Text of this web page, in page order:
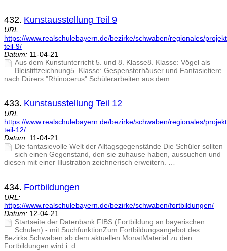
432. Kunstausstellung Teil 9
URL:
https://www.realschulebayern.de/bezirke/schwaben/regionales/
teil-9/
Datum: 11-04-21
Aus dem Kunstunterricht 5. und 8. Klasse8. Klasse: Vögel als
Bleistiftzeichnung5. Klasse: Gespensterhäuser und Fantasietiere
nach Dürers "Rhinocerus" Schülerarbeiten aus dem…
433. Kunstausstellung Teil 12
URL:
https://www.realschulebayern.de/bezirke/schwaben/regionales/
teil-12/
Datum: 11-04-21
Die fantasievolle Welt der Alltagsgegenstände Die Schüler sollten
sich einen Gegenstand, den sie zuhause haben, aussuchen und
diesen mit einer Illustration zeichnerisch erweitern. …
434. Fortbildungen
URL:
https://www.realschulebayern.de/bezirke/schwaben/fortbildungen/
Datum: 12-04-21
Startseite der Datenbank FIBS (Fortbildung an bayerischen
Schulen) - mit SuchfunktionZum Fortbildungsangebot des
Bezirks Schwaben ab dem aktuellen MonatMaterial zu den
Fortbildungen wird i. d.…